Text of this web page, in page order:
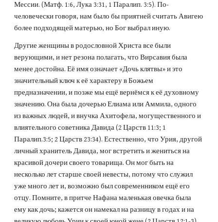
Мессии. (Матф. 1:6, Лука 3:31, 1 Паралип. 3:5). По-
человечески говоря, нам было бы приятней считать Авигею
более подходящей матерью, но Бог выбрал иную.
Другие женщины в родословной Христа все были
верующими, и нет резона полагать, что Вирсавия была
менее достойна. Её имя означает «Дочь клятвы» и это
значительный ключ к её характеру в Божьем
предназначении, и позже мы ещё вернёмся к её духовному
значению. Она была дочерью Елиама или Аммила, одного
из важных людей, и внучка Ахитофела, могущественного и
влиятельного советника Давида (2 Царств 11:3; 1
Паралип.3:5; 2 Царств 23:34). Естественно, что Урия, другой
личный хранитель Давида, мог встретить и жениться на
красивой дочери своего товарища. Он мог быть на
несколько лет старше своей невесты, потому что служил
уже много лет и, возможно был современником ещё его
отцу. Помните, в притче Нафана маленькая овечка была
ему как дочь; кажется он намекал на разницу в годах и на